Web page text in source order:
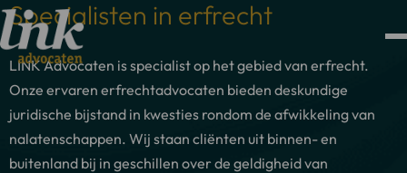
Specialisten in erfrecht
LINK Advocaten is specialist op het gebied van erfrecht.
Onze ervaren erfrechtadvocaten bieden deskundige
juridische bijstand in kwesties rondom de afwikkeling van
nalatenschappen. Wij staan cliënten uit binnen- en
buitenland bij in geschillen over de geldigheid van